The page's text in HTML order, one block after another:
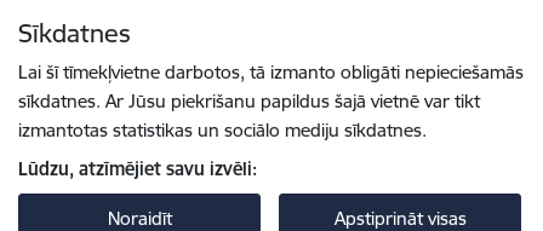
Sīkdatnes
Lai šī tīmekļvietne darbotos, tā izmanto obligāti nepieciešamās
sīkdatnes. Ar Jūsu piekrišanu papildus šajā vietnē var tikt
izmantotas statistikas un sociālo mediju sīkdatnes.
Lūdzu, atzīmējiet savu izvēli:
Noraidīt Apstiprināt visas